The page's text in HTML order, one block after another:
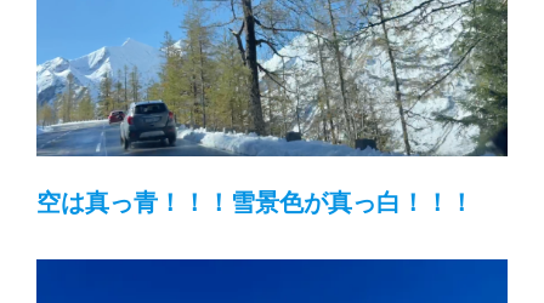
空は真っ青！！！雪景色が真っ白！！！